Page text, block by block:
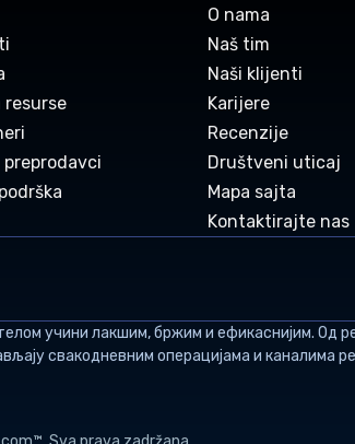
resurse
preprodavci
O nama
Naš tim
Naši klijenti
Karijere
Recenzije
Društveni uticaj
Mapa sajta
Kontaktirajte nas
учини лакшим, бржим и ефикаснијим. Од
свакодневним операцијама и каналима